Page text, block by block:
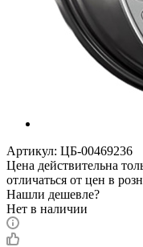
Артикул: ЦБ-00469236
Цена действительна
отличаться от цен в
Нашли дешевле?
Нет в наличии